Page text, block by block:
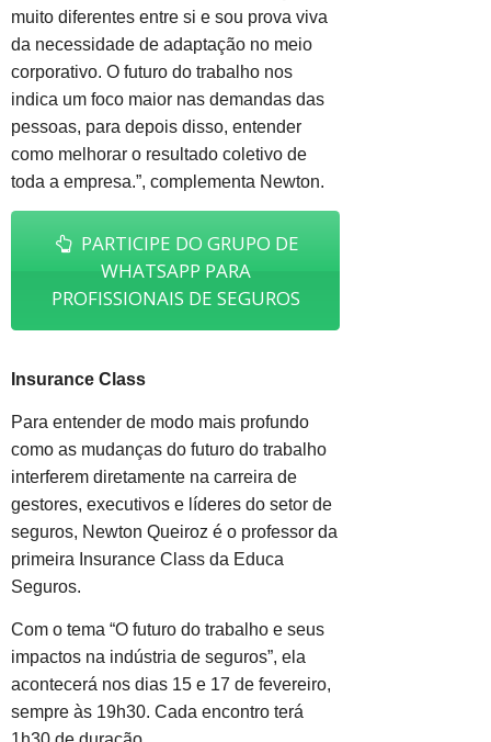
muito diferentes entre si e sou prova viva
da necessidade de adaptação no meio
corporativo. O futuro do trabalho nos
indica um foco maior nas demandas das
pessoas, para depois disso, entender
como melhorar o resultado coletivo de
toda a empresa.”, complementa Newton.
PARTICIPE DO GRUPO DE
WHATSAPP PARA
PROFISSIONAIS DE SEGUROS
Insurance Class
Para entender de modo mais profundo
como as mudanças do futuro do trabalho
interferem diretamente na carreira de
gestores, executivos e líderes do setor de
seguros, Newton Queiroz é o professor da
primeira Insurance Class da Educa
Seguros.
Com o tema “O futuro do trabalho e seus
impactos na indústria de seguros”, ela
acontecerá nos dias 15 e 17 de fevereiro,
sempre às 19h30. Cada encontro terá